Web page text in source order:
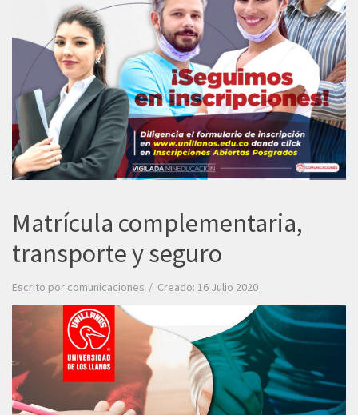
Matrícula complementaria,
transporte y seguro
Escrito por comunicaciones Creado: 16 Julio 2020